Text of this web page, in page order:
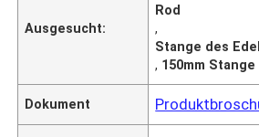
Ausgesucht:
Rod
,
Stange des
, 150mm
Dokument